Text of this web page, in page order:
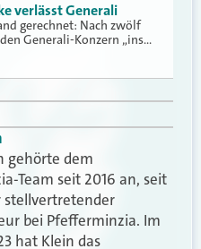
verlässt Generali
gerechnet: Nach zwölf
Generali-Konzern „ins…
gehörte dem
Team seit 2016 an, seit
stellvertretender
bei Pfefferminzia. Im
hat Klein das